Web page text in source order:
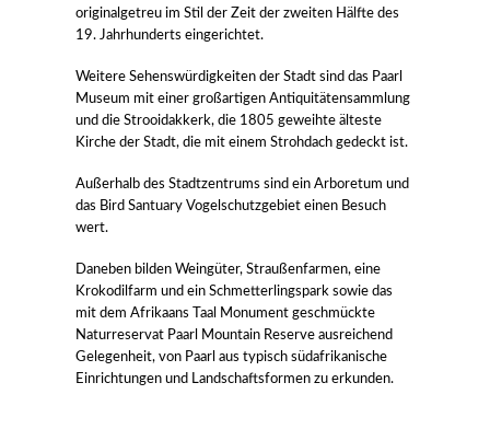
originalgetreu im Stil der Zeit der zweiten Hälfte des
19. Jahrhunderts eingerichtet.
Weitere Sehenswürdigkeiten der Stadt sind das Paarl
Museum mit einer großartigen Antiquitätensammlung
und die Strooidakkerk, die 1805 geweihte älteste
Kirche der Stadt, die mit einem Strohdach gedeckt ist.
Außerhalb des Stadtzentrums sind ein Arboretum und
das Bird Santuary Vogelschutzgebiet einen Besuch
wert.
Daneben bilden Weingüter, Straußenfarmen, eine
Krokodilfarm und ein Schmetterlingspark sowie das
mit dem Afrikaans Taal Monument geschmückte
Naturreservat Paarl Mountain Reserve ausreichend
Gelegenheit, von Paarl aus typisch südafrikanische
Einrichtungen und Landschaftsformen zu erkunden.